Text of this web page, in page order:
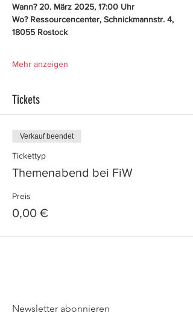
Wann? 20. März 2025, 17:00 Uhr
Wo? Ressourcencenter, Schnickmannstr. 4,
18055 Rostock
Mehr anzeigen
Tickets
Verkauf beendet
Tickettyp
Themenabend bei FiW
Preis
0,00 €
Newsletter abonnieren